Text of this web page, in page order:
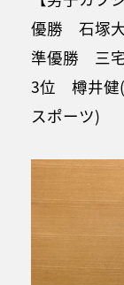
優勝 石塚
準優勝 三
3位 樽井健(
スポーツ)